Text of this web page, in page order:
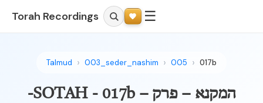
Torah Recordings ☰
Talmud 003_seder_nashim 005 017b
-SOTAH - 017b – המקנא – פרק